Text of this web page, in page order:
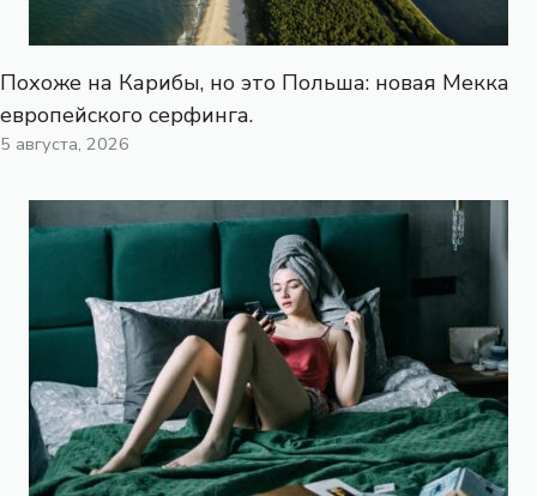
Похоже на Карибы, но это Польша: новая Мекка
европейского серфинга.
5 августа, 2026